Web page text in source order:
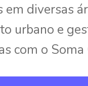
diversas
urbano e
com o Soma